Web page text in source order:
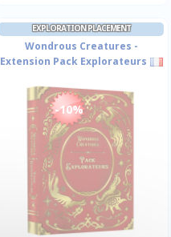
EXPLORATION PLACEMENT
Wondrous Creatures -
Extension Pack Explorateurs
-10%